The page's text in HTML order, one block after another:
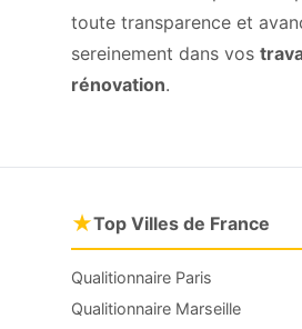
toute transparence et
sereinement dans vos
rénovation.
★Top Villes de France
Qualitionnaire Paris
Qualitionnaire Marseille